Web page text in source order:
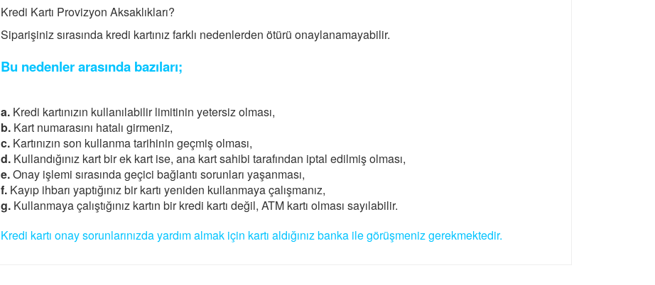
Kredi Kartı Provizyon Aksaklıkları?
Siparişiniz sırasında kredi kartınız farklı nedenlerden ötürü onaylanamayabilir.
Bu nedenler arasında bazıları;
a. Kredi kartınızın kullanılabilir limitinin yetersiz olması,
b. Kart numarasını hatalı girmeniz,
c. Kartınızın son kullanma tarihinin geçmiş olması,
d. Kullandığınız kart bir ek kart ise, ana kart sahibi tarafından iptal edilmiş olması,
e.Onay işlemi sırasında geçici bağlantı sorunları yaşanması,
f. Kayıp ihbarı yaptığınız bir kartı yeniden kullanmaya çalışmanız,
g. Kullanmaya çalıştığınız kartın bir kredi kartı değil, ATM kartı olması sayılabilir.
Kredi kartı onay sorunlarınızda yardım almak için kartı aldığınız banka ile görüşmeniz gerekmektedir.